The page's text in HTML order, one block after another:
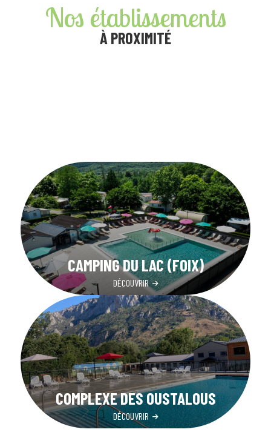
Nos établissements
À PROXIMITÉ
CAMPING DU LAC (FOIX)
DÉCOUVRIR
COMPLEXE DES OUSTALOUS
DÉCOUVRIR